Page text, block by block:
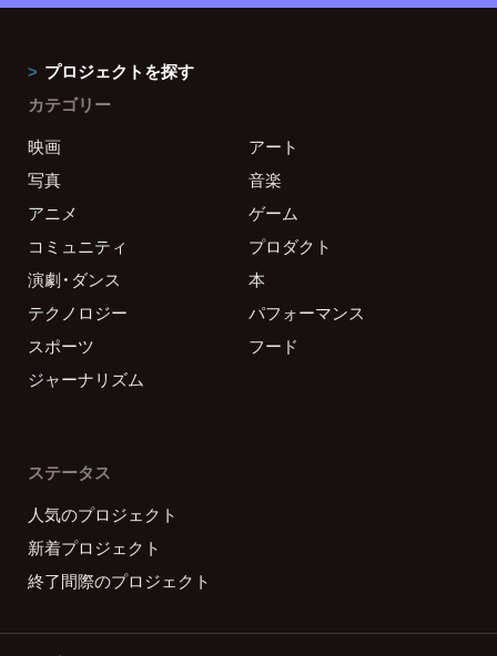
プロジェクトを探す
カテゴリー
映画
アート
写真
音楽
アニメ
ゲーム
コミュニティ
プロダクト
演劇・ダンス
本
テクノロジー
パフォーマンス
スポーツ
フード
ジャーナリズム
ステータス
人気のプロジェクト
新着プロジェクト
終了間際のプロジェクト